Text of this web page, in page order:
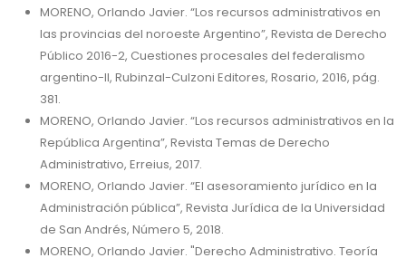
MORENO, Orlando Javier. “Los recursos administrativos en
las provincias del noroeste Argentino”, Revista de Derecho
Público 2016-2, Cuestiones procesales del federalismo
argentino-II, Rubinzal-Culzoni Editores, Rosario, 2016, pág.
381.
MORENO, Orlando Javier. “Los recursos administrativos en la
República Argentina”, Revista Temas de Derecho
Administrativo, Erreius, 2017.
MORENO, Orlando Javier. “El asesoramiento jurídico en la
Administración pública”, Revista Jurídica de la Universidad
de San Andrés, Número 5, 2018.
MORENO, Orlando Javier. "Derecho Administrativo. Teoría